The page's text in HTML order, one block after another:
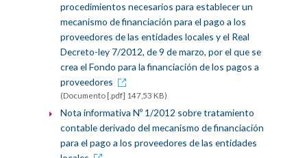
procedimientos necesarios para establecer un
mecanismo de financiación para el pago a los
proveedores de las entidades locales y el Real
Decreto-ley 7/2012, de 9 de marzo, por el que se
crea el Fondo para la financiación de los pagos a
proveedores
(Documento [.pdf] 147,53 KB)
Nota informativa Nº 1/2012 sobre tratamiento
contable derivado del mecanismo de financiación
para el pago a los proveedores de las entidades